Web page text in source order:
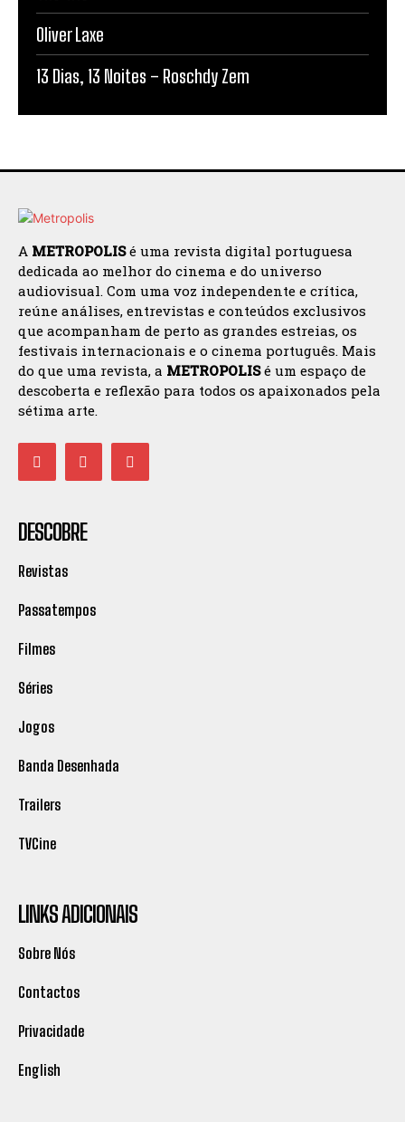
Oliver Laxe
13 Dias, 13 Noites – Roschdy Zem
A METROPOLISé uma revista digital portuguesa
dedicada ao melhor do cinema e do universo
audiovisual. Com uma voz independente e crítica,
reúne análises, entrevistas e conteúdos exclusivos
que acompanham de perto as grandes estreias, os
festivais internacionais e o cinema português. Mais
do que uma revista, a METROPOLISé um espaço de
descoberta e reflexão para todos os apaixonados pela
sétima arte.
DESCOBRE
Revistas
Passatempos
Filmes
Séries
Jogos
Banda Desenhada
Trailers
TVCine
LINKS ADICIONAIS
Sobre Nós
Contactos
Privacidade
English